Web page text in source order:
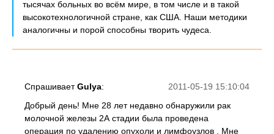
тысячах больных во всём мире, в том числе и в такой
высокотехнологичной стране, как США. Наши методики
аналогичны и порой способны творить чудеса.
2011-05-19 15:10:04
СпрашиваетGulya:
Добрый день! Мне 28 лет недавно обнаружили рак
молочной железы 2А стадии была проведена
операция по удалению опухоли и лимфоузлов . Мне